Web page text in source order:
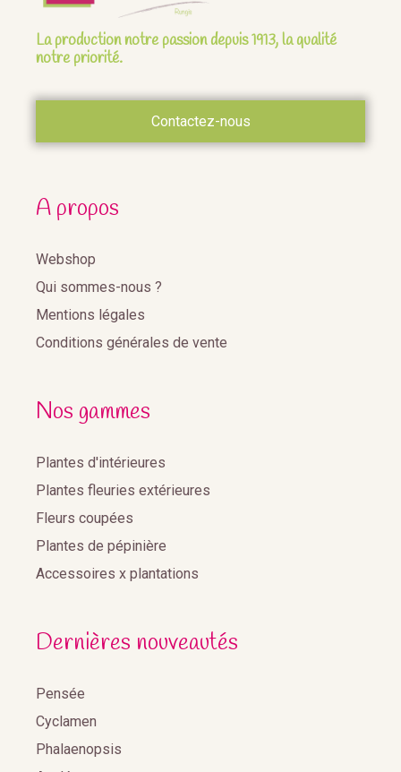
La production notre passion depuis 1913, la qualité
notre priorité.
Contactez-nous
A propos
Webshop
Qui sommes-nous ?
Mentions légales
Conditions générales de vente
Nos gammes
Plantes d'intérieures
Plantes fleuries extérieures
Fleurs coupées
Plantes de pépinière
Accessoires x plantations
Dernières nouveautés
Pensée
Cyclamen
Phalaenopsis